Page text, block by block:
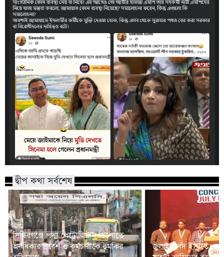
দ্বীপ কথা সর্বশেষ
সিদ্ধিরগঞ্জে পদ্মা পেট্রোলিয়াম ডিপোতে
অনধিকার প্রবেশ ও কর্মচারীকে হুমকির
জুলাই সনদ ইস্যুতে